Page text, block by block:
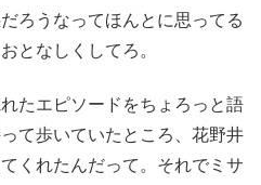
ろうなってほんとに思ってる
となしくしてろ。
たエピソードをちょろっと語
て歩いていたところ、花野井
くれたんだって。それでミサ